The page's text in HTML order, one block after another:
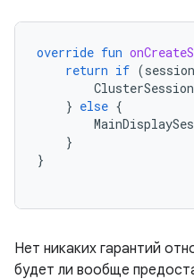
override fun
return if (
ClusterSession
} else {
}
}
Нет никаких гарантий
будет ли вообще